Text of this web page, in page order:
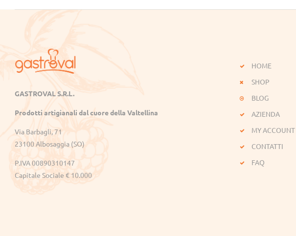
Gastroval
Sapori
dalla
Valtellina:
marmellate,
crostate
GASTROVAL S.R.L.
Prodotti artigianali dal cuore della Valtellina
Via Barbagli, 71
23100 Albosaggia (SO)
P.IVA 00890310147
Capitale Sociale € 10.000
HOME
SHOP
BLOG
AZIENDA
MY ACCOUNT
CONTATTI
FAQ